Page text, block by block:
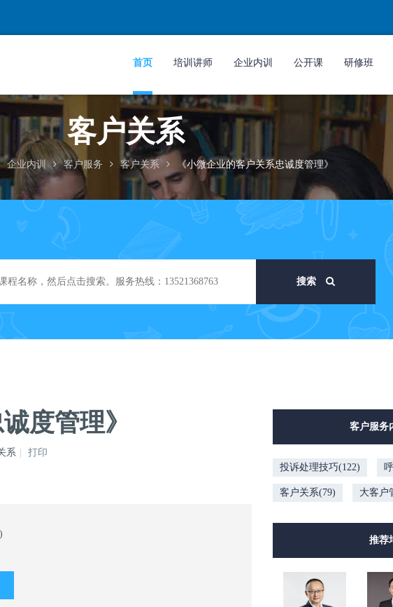
首页 培训讲师 企业内训 公开课 研修班
客户关系
企业内训 客户服务 客户关系 《小微企业的客户关系忠诚度管理》
搜索
度管理》
系 打印
)
客户服务
投诉处理技巧(122)
客户关系(79) 大客户
推荐